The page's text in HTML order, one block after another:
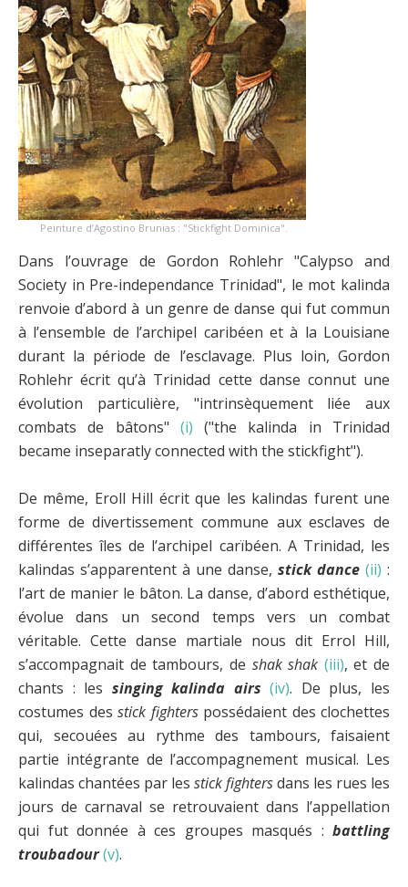
Peinture d’Agostino Brunias : "Stickfight Dominica".
Dans l’ouvrage de Gordon Rohlehr "Calypso and
Society in Pre-independance Trinidad", le mot kalinda
renvoie d’abord à un genre de danse qui fut commun
à l’ensemble de l’archipel caribéen et à la Louisiane
durant la période de l’esclavage. Plus loin, Gordon
Rohlehr écrit qu’à Trinidad cette danse connut une
évolution particulière, "intrinsèquement liée aux
combats de bâtons" (i) ("the kalinda in Trinidad
became inseparatly connected with the stickfight").
De même, Eroll Hill écrit que les kalindas furent une
forme de divertissement commune aux esclaves de
différentes îles de l’archipel carïbéen. A Trinidad, les
kalindas s’apparentent à une danse, stick dance (ii) :
l’art de manier le bâton. La danse, d’abord esthétique,
évolue dans un second temps vers un combat
véritable. Cette danse martiale nous dit Errol Hill,
s’accompagnait de tambours, de shak shak (iii), et de
chants : les singing kalinda airs (iv). De plus, les
costumes des stick fighterspossédaient des clochettes
qui, secouées au rythme des tambours, faisaient
partie intégrante de l’accompagnement musical. Les
kalindas chantées par les stick fightersdans les rues les
jours de carnaval se retrouvaient dans l’appellation
qui fut donnée à ces groupes masqués : battling
troubadour(v).